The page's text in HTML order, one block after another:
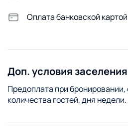
Оплата банковской картой
Доп. условия заселения
Предоплата при
количества гостей, дня недели.